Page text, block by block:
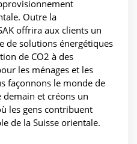
Outre la
offrira aux clients un
de solutions énergétiques
de CO2 à des
les ménages et les
façonnons le monde de
demain et créons un
les gens contribuent
de la Suisse orientale.